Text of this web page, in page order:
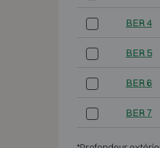
BER 4
BER 5
BER 6
BER 7